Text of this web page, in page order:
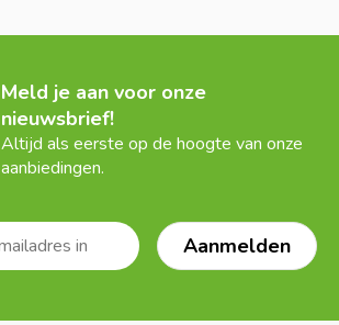
Meld je aan voor onze
nieuwsbrief!
Altijd als eerste op de hoogte van onze
aanbiedingen.